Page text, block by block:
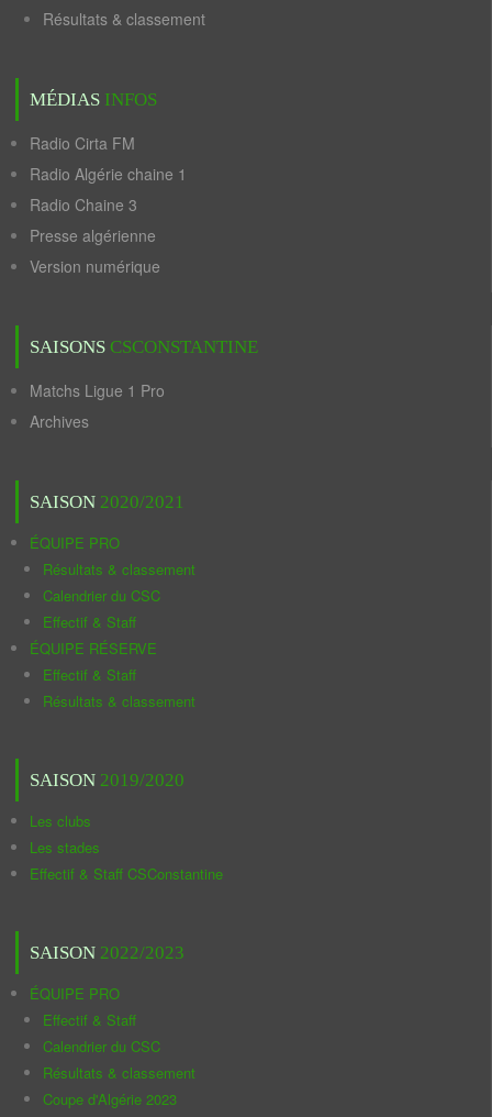
Résultats & classement
MÉDIAS INFOS
Radio Cirta FM
Radio Algérie chaine 1
Radio Chaine 3
Presse algérienne
Version numérique
SAISONS CSCONSTANTINE
Matchs Ligue 1 Pro
Archives
SAISON 2020/2021
ÉQUIPE PRO
Résultats & classement
Calendrier du CSC
Effectif & Staff
ÉQUIPE RÉSERVE
Effectif & Staff
Résultats & classement
SAISON 2019/2020
Les clubs
Les stades
Effectif & Staff CSConstantine
SAISON 2022/2023
ÉQUIPE PRO
Effectif & Staff
Calendrier du CSC
Résultats & classement
Coupe d'Algérie 2023